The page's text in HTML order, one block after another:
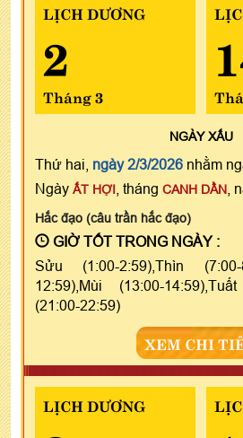
LỊCH DƯƠNG
2
Tháng 3
NGÀYXẤU
Thứ hai, ngày 2/3/2026 nhằm
Ngày ẤT HỢI , tháng CANH DẦN ,
Hắc đạo (câu trần hắc đạo)
GIỜ TỐT TRONG NGÀY :
Sửu (1:00-2:59),Thìn (7:00-
12:59),Mùi (13:00-
(21:00-22:59)
XEM CHI
LỊCH DƯƠNG